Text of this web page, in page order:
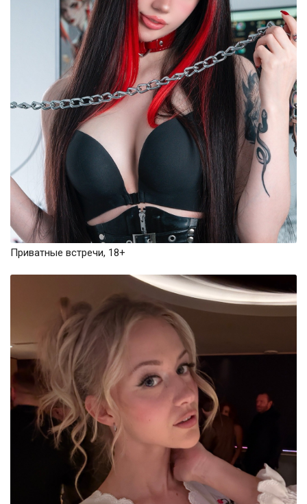
Приватные встречи, 18+